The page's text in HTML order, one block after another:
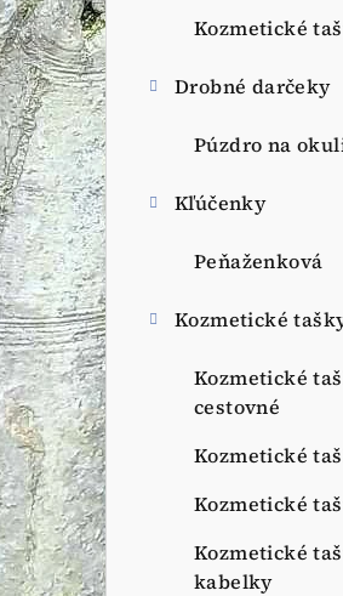
Kozmetické
Drobné darčeky
Púzdro na
Kľúčenky
Peňaženková
Kozmetické
Kozmetické
cestovné
Kozmetické
Kozmetické
Kozmetické
kabelky